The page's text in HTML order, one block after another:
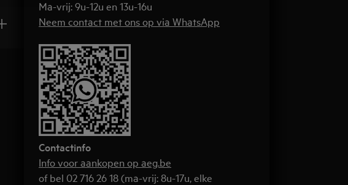
Ma-vrij: 9u-12u en 13u-16u
Neem contact met ons op via WhatsApp
Contactinfo
Info voor aankopen op aeg.be
of bel 02 716 26 18 (ma-vrij: 8u-17u, elke